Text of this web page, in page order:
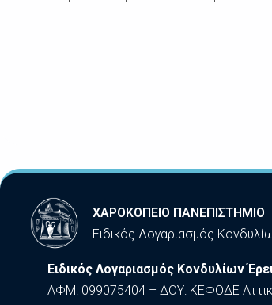
ΧΑΡΟΚΟΠΕΙΟ ΠΑΝΕΠΙΣΤΗΜΙΟ
Ειδικός Λογαριασμός
Ειδικός Λογαριασμός Κονδυλίων
ΑΦΜ: 099075404 – ΔΟΥ: ΚΕΦΟΔΕ